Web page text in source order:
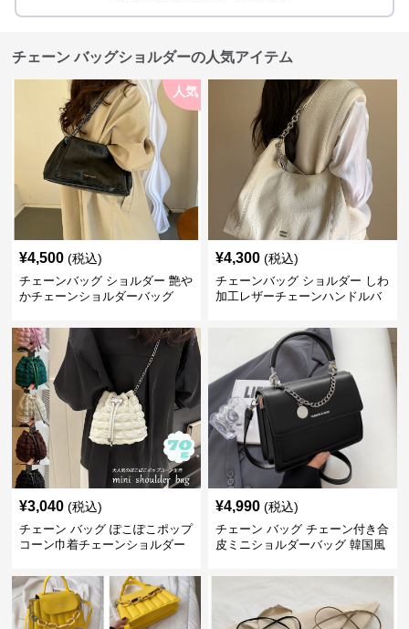
チェーン バッグショルダーの人気アイテム
人気
¥4,500 (税込)
チェーンバッグ ショルダー 艶や
かチェーンショルダーバッグ
¥4,300 (税込)
チェーンバッグ ショルダー しわ
加工レザーチェーンハンドルバ
¥3,040 (税込)
チェーン バッグ ぽこぽこポップ
コーン巾着チェーンショルダー
¥4,990 (税込)
チェーン バッグ チェーン付き合
皮ミニショルダーバッグ 韓国風